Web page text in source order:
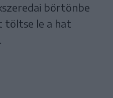
börtönbe
töltse le a hat